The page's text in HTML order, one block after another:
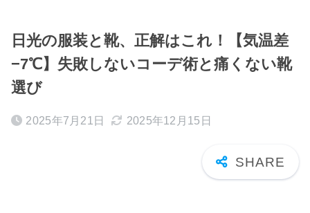
日光の服装と靴、正解はこれ！【気温差
−7℃】失敗しないコーデ術と痛くない靴
選び
2025年7月21日 2025年12月15日